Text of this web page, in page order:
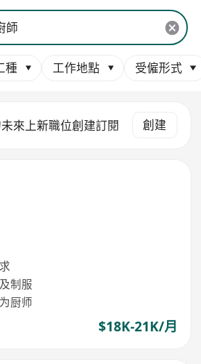
種 工作地點 受僱形式
來上新職位創建訂閱 創建
制服
厨师
$18K-21K/月